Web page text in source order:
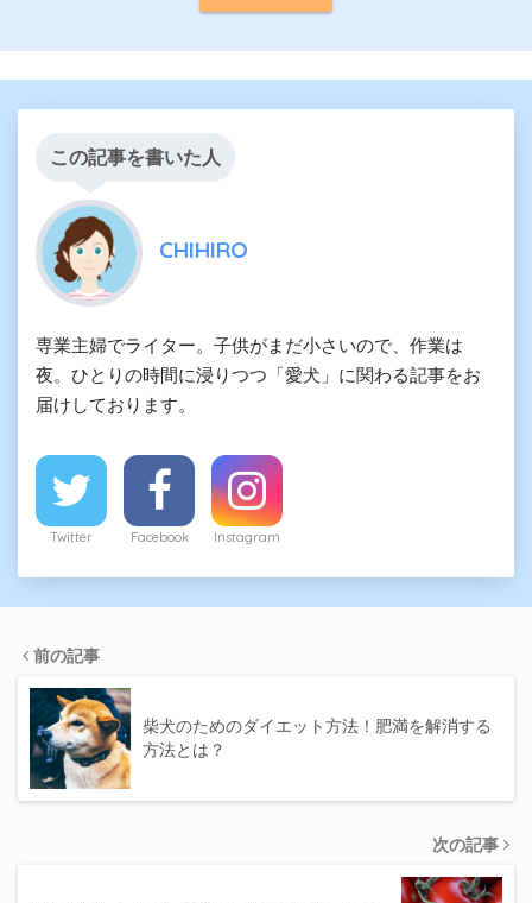
この記事を書いた人
CHIHIRO
専業主婦でライター。子供がまだ小さいので、作業は
夜。ひとりの時間に浸りつつ「愛犬」に関わる記事をお
届けしております。
Twitter Facebook Instagram
前の記事
柴犬のためのダイエット方法！肥満を解消する
方法とは？
次の記事